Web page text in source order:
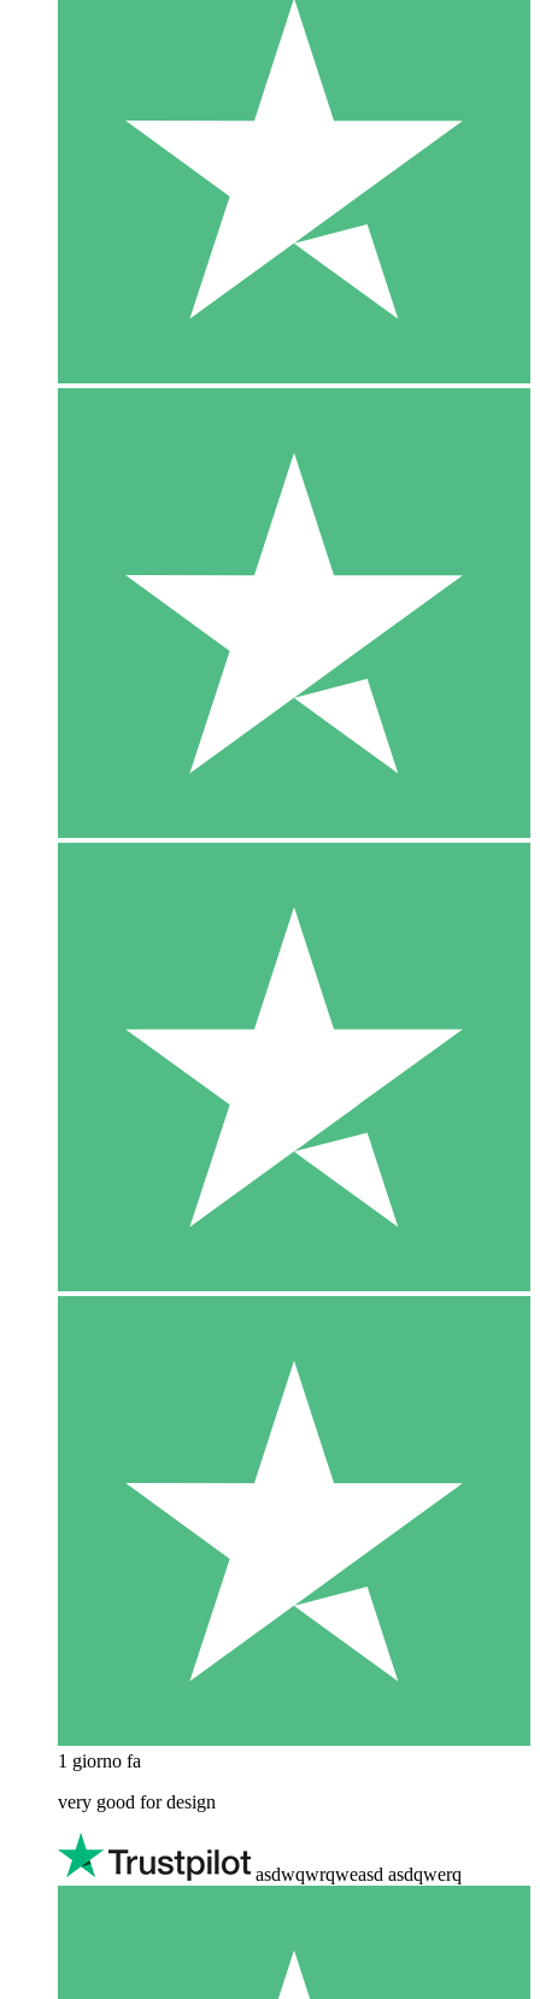
1 giorno fa
very good for design
asdwqwrqweasd asdqwerq